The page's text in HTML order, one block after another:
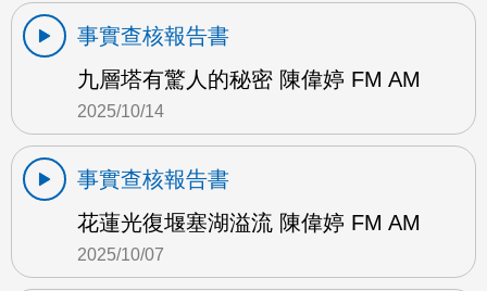
事實查核報告書
九層塔有驚人的秘密 陳偉婷 FM AM
2025/10/14
事實查核報告書
花蓮光復堰塞湖溢流 陳偉婷 FM AM
2025/10/07